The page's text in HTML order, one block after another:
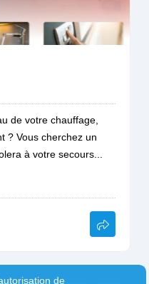
de votre chauffage,
? Vous cherchez un
à votre secours...
de